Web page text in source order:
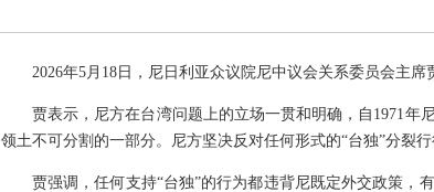
2026年5月18日，尼日利亚众议院尼中议会关系委员会主
贾表示，尼方在台湾问题上的立场一贯和明确，自1971年
领土不可分割的一部分。尼方坚决反对任何形式的“台独”分裂
贾强调，任何支持“台独”的行为都违背尼既定外交政策，